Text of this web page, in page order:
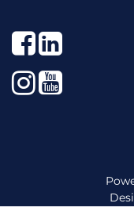
Facebook
LinkedIn
Instagram
YouTube